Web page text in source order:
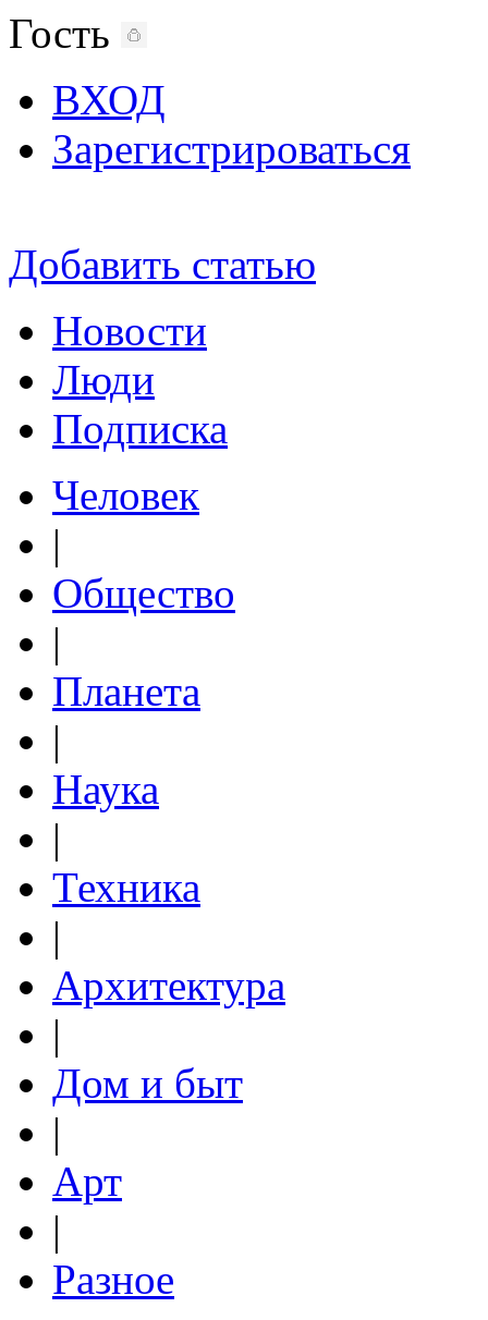
Гость
ВХОД
Зарегистрироваться
Добавить статью
Новости
Люди
Подписка
Человек
|
Общество
|
Планета
|
Наука
|
Техника
|
Архитектура
|
Дом и быт
|
Арт
|
Разное